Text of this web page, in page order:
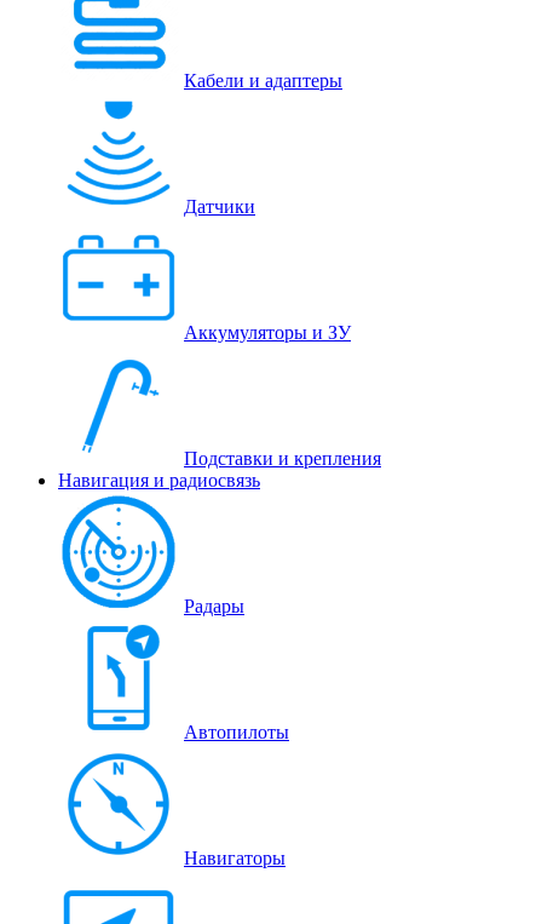
Кабели и адаптеры
Датчики
Аккумуляторы и ЗУ
Подставки и крепления
Навигация и радиосвязь
Радары
Автопилоты
Навигаторы